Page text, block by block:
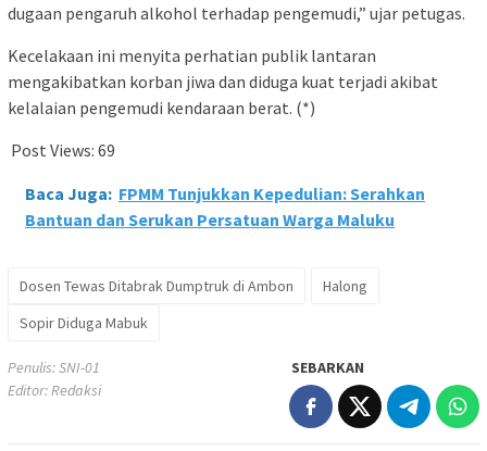
dugaan pengaruh alkohol terhadap pengemudi,” ujar petugas.
Kecelakaan ini menyita perhatian publik lantaran
mengakibatkan korban jiwa dan diduga kuat terjadi akibat
kelalaian pengemudi kendaraan berat. (*)
Post Views: 69
Baca Juga: FPMM Tunjukkan Kepedulian: Serahkan
Bantuan dan Serukan Persatuan Warga Maluku
Dosen Tewas Ditabrak Dumptruk di Ambon
Halong
Sopir Diduga Mabuk
Penulis: SNI-01
Editor: Redaksi
SEBARKAN